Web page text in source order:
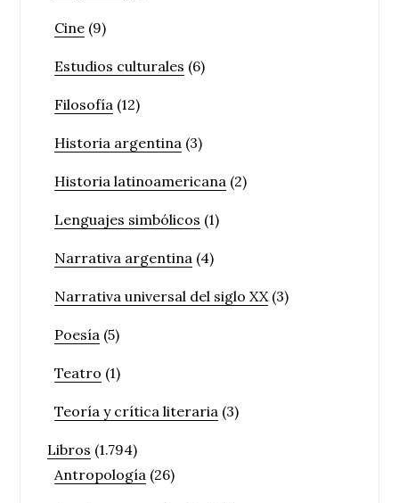
Cine (9)
Estudios culturales (6)
Filosofía (12)
Historia argentina (3)
Historia latinoamericana (2)
Lenguajes simbólicos (1)
Narrativa argentina (4)
Narrativa universal del siglo XX(3)
Poesía (5)
Teatro (1)
Teoría y crítica literaria (3)
Libros (1.794)
Antropología (26)